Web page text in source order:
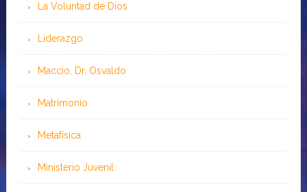
La Voluntad de Dios
Liderazgo
Maccio, Dr. Osvaldo
Matrimonio
Metafísica
Ministerio Juvenil